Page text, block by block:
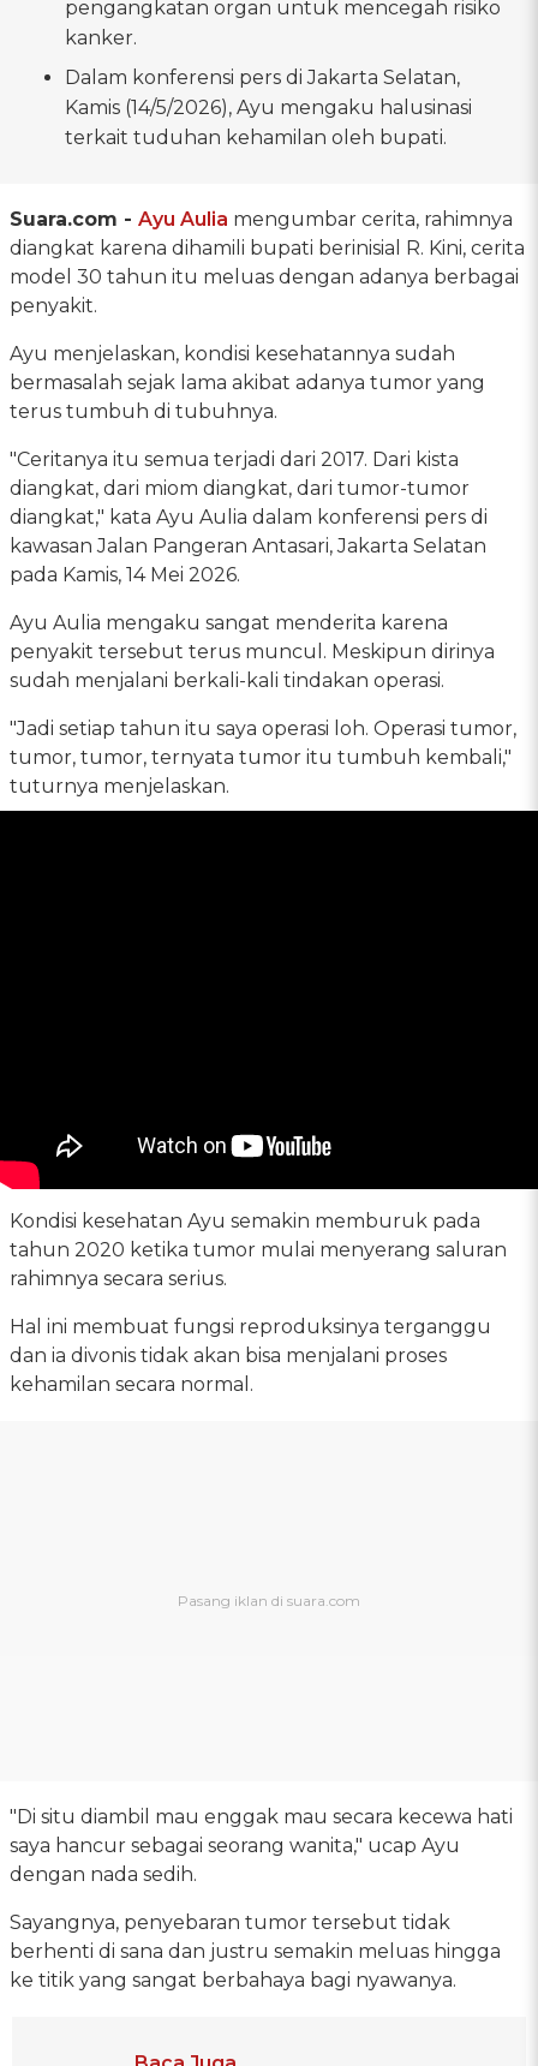
pengangkatan organ untuk mencegah risiko
kanker.
Dalam konferensi pers di Jakarta Selatan,
Kamis (14/5/2026), Ayu mengaku halusinasi
terkait tuduhan kehamilan oleh bupati.
Suara.com - Ayu Aulia mengumbar cerita, rahimnya
diangkat karena dihamili bupati berinisial R. Kini, cerita
model 30 tahun itu meluas dengan adanya berbagai
penyakit.
Ayu menjelaskan, kondisi kesehatannya sudah
bermasalah sejak lama akibat adanya tumor yang
terus tumbuh di tubuhnya.
"Ceritanya itu semua terjadi dari 2017. Dari kista
diangkat, dari miom diangkat, dari tumor-tumor
diangkat," kata Ayu Aulia dalam konferensi pers di
kawasan Jalan Pangeran Antasari, Jakarta Selatan
pada Kamis, 14 Mei 2026.
Ayu Aulia mengaku sangat menderita karena
penyakit tersebut terus muncul. Meskipun dirinya
sudah menjalani berkali-kali tindakan operasi.
"Jadi setiap tahun itu saya operasi loh. Operasi tumor,
tumor, tumor, ternyata tumor itu tumbuh kembali,"
tuturnya menjelaskan.
Kondisi kesehatan Ayu semakin memburuk pada
tahun 2020 ketika tumor mulai menyerang saluran
rahimnya secara serius.
Hal ini membuat fungsi reproduksinya terganggu
dan ia divonis tidak akan bisa menjalani proses
kehamilan secara normal.
"Di situ diambil mau enggak mau secara kecewa hati
saya hancur sebagai seorang wanita," ucap Ayu
dengan nada sedih.
Sayangnya, penyebaran tumor tersebut tidak
berhenti di sana dan justru semakin meluas hingga
ke titik yang sangat berbahaya bagi nyawanya.